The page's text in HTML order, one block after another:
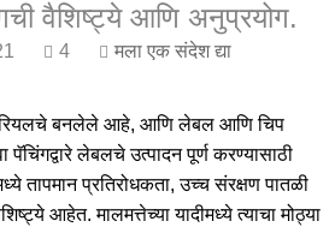
वैशिष्ट्ये आणि अनुप्रयोग.
4 मला एक संदेश द्या
बनलेले आहे, आणि लेबल आणि चिप
पॅचिंगद्वारे लेबलचे उत्पादन पूर्ण करण्यासाठी
तापमान प्रतिरोधकता, उच्च संरक्षण पातळी
आहेत. मालमत्तेच्या यादीमध्ये त्याचा मोठ्या